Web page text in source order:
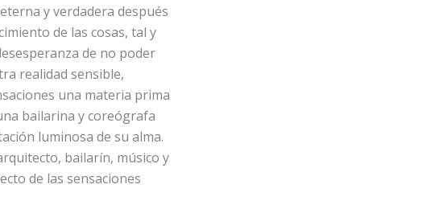
y verdadera después
de las cosas, tal y
de no poder
realidad sensible,
una materia prima
bailarina y coreógrafa
luminosa de su alma.
bailarín, músico y
de las sensaciones